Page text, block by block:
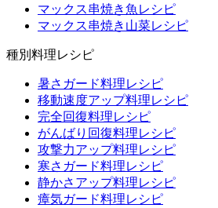
マックス串焼き魚レシピ
マックス串焼き山菜レシピ
種別料理レシピ
暑さガード料理レシピ
移動速度アップ料理レシピ
完全回復料理レシピ
がんばり回復料理レシピ
攻撃力アップ料理レシピ
寒さガード料理レシピ
静かさアップ料理レシピ
瘴気ガード料理レシピ